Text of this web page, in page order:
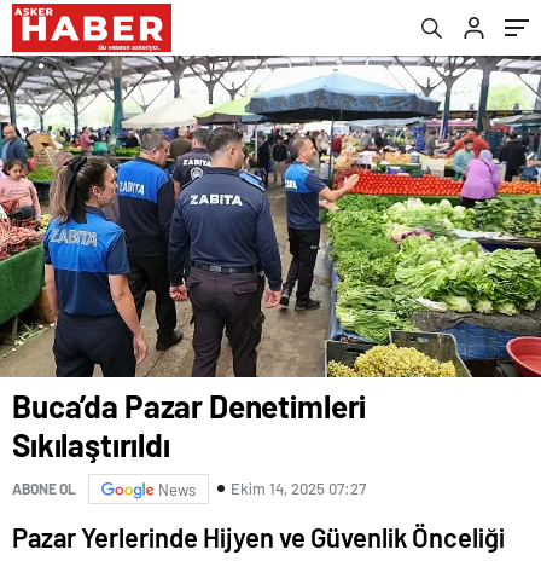
Buca’da Pazar Denetimleri
Sıkılaştırıldı
ABONE OL News Ekim 14, 2025 07:27
Pazar Yerlerinde Hijyen ve Güvenlik Önceliği